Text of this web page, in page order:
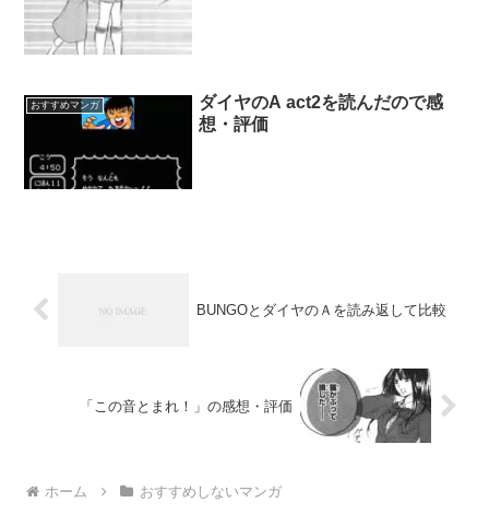
おすすめマンガ
ダイヤのA act2を読んだので感
想・評価
BUNGOとダイヤのＡを読み返して比較
「この音とまれ！」の感想・評価
ホーム おすすめしないマンガ